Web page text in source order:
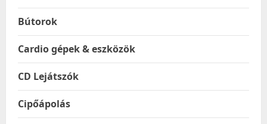
Bútorok
Cardio gépek & eszközök
CD Lejátszók
Cipőápolás